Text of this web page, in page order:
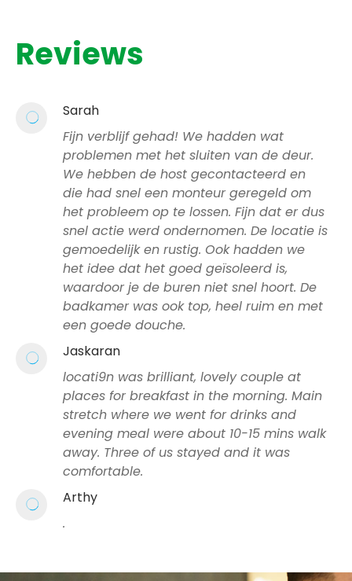
Reviews
Sarah
Fijn verblijf gehad! We hadden wat
problemen met het sluiten van de deur.
We hebben de host gecontacteerd en
die had snel een monteur geregeld om
het probleem op te lossen. Fijn dat er dus
snel actie werd ondernomen. De locatie is
gemoedelijk en rustig. Ook hadden we
het idee dat het goed geïsoleerd is,
waardoor je de buren niet snel hoort. De
badkamer was ook top, heel ruim en met
een goede douche.
Jaskaran
locati9n was brilliant, lovely couple at
places for breakfast in the morning. Main
stretch where we went for drinks and
evening meal were about 10-15 mins walk
away. Three of us stayed and it was
comfortable.
Arthy
.